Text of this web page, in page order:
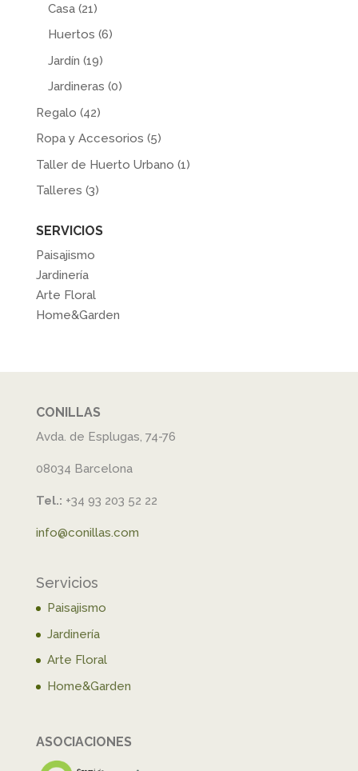
Casa (21)
Huertos (6)
Jardín (19)
Jardineras (0)
Regalo (42)
Ropa y Accesorios (5)
Taller de Huerto Urbano (1)
Talleres (3)
SERVICIOS
Paisajismo
Jardinería
Arte Floral
Home&Garden
CONILLAS
Avda. de Esplugas, 74-76
08034 Barcelona
Tel.: +34 93 203 52 22
info@conillas.com
Servicios
Paisajismo
Jardinería
Arte Floral
Home&Garden
ASOCIACIONES